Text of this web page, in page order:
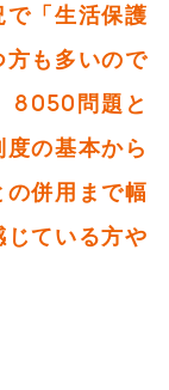
「生活保護
方も多いので
8050問題と
の基本から
併用まで幅
じている方や